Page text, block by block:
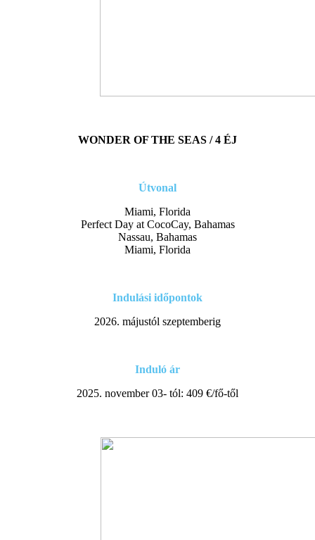
WONDER OF THE SEAS / 4 ÉJ
Útvonal
Miami, Florida
Perfect Day at CocoCay, Bahamas
Nassau, Bahamas
Miami, Florida
Indulási időpontok
2026. májustól szeptemberig
Induló ár
2025. november 03- tól: 409 €/fő-től